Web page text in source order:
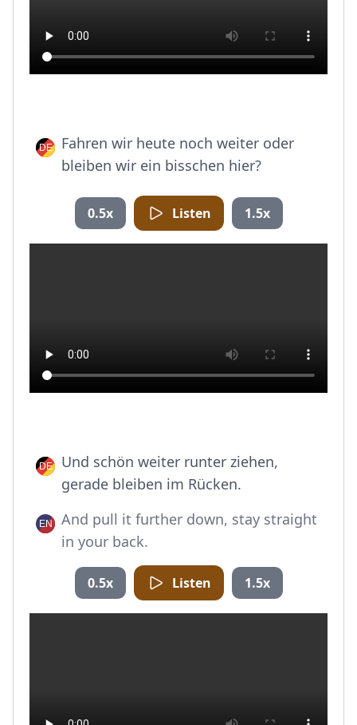
Fahren wir heute noch weiter oder
bleiben wir ein bisschen hier?
0.5x Listen 1.5x
Und schön weiter runter ziehen,
gerade bleiben im Rücken.
And pull it further down, stay straight
in your back.
0.5x Listen 1.5x